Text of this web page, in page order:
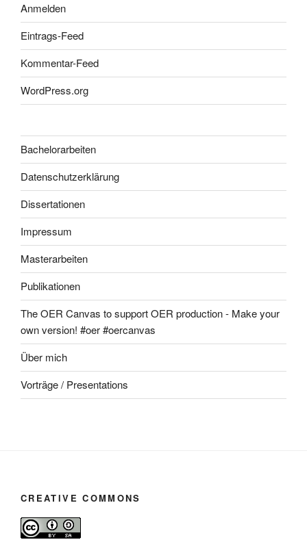
Anmelden
Eintrags-Feed
Kommentar-Feed
WordPress.org
Bachelorarbeiten
Datenschutzerklärung
Dissertationen
Impressum
Masterarbeiten
Publikationen
The OER Canvas to support OER production - Make your
own version! #oer #oercanvas
Über mich
Vorträge / Presentations
CREATIVE COMMONS